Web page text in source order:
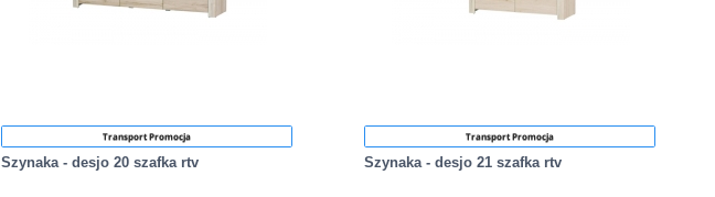
Transport Promocja
Szynaka - desjo 20 szafka rtv
Transport Promocja
Szynaka - desjo 21 szafka rtv